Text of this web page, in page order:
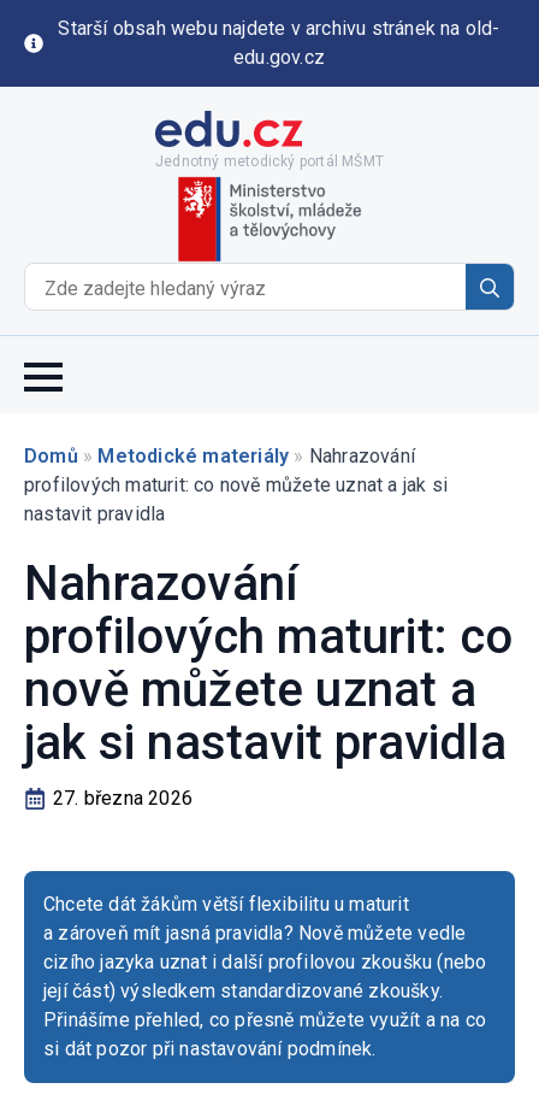
Starší obsah webu najdete v archivu stránek na old-
edu.gov.cz
Jednotný metodický portál MŠMT
for:
Domů » Metodické materiály » Nahrazování
profilových maturit: co nově můžete uznat a jak si
nastavit pravidla
Nahrazování
profilových maturit: co
nově můžete uznat a
jak si nastavit pravidla
27. března 2026
Chcete dát žákům větší flexibilitu u maturit
a zároveň mít jasná pravidla? Nově můžete vedle
cizího jazyka uznat i další profilovou zkoušku (nebo
její část) výsledkem standardizované zkoušky.
Přinášíme přehled, co přesně můžete využít a na co
si dát pozor při nastavování podmínek.